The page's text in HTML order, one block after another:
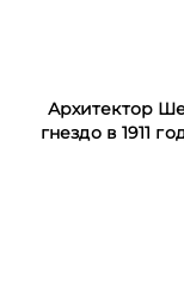
Архитектор
гнездо в 1911